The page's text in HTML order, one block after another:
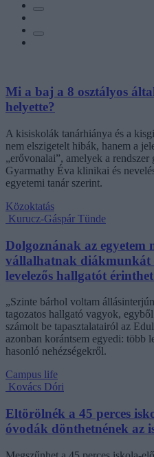
Mi a baj a 8 osztályos
helyette?
A kisiskolák tanárhiánya és a
nem elszigetelt hibák, hanem a
„erővonalai”, amelyek a
Gyarmathy Éva klinikai és
egyetemi tanár szerint.
Közoktatás
Kurucz-Gáspár Tünde
Dolgoznának az egyetem
vállalhatnak diákmunkát
levelezős hallgatót
„Szinte bárhol voltam
tagozatos hallgató vagyok,
számolt be tapasztalatairól az
azonban korántsem egyedi: több
hasonló nehézségekről.
Campus life
Kovács Dóri
Eltörölnék a 45 perces
óvodák dönthetnének az